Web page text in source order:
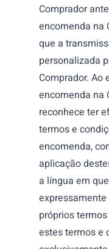
Comprador
encomenda na
que a
personalizada
Comprador. Ao
encomenda na
reconhece ter
termos e
encomenda,
aplicação
a língua em
próprios
estes termos e